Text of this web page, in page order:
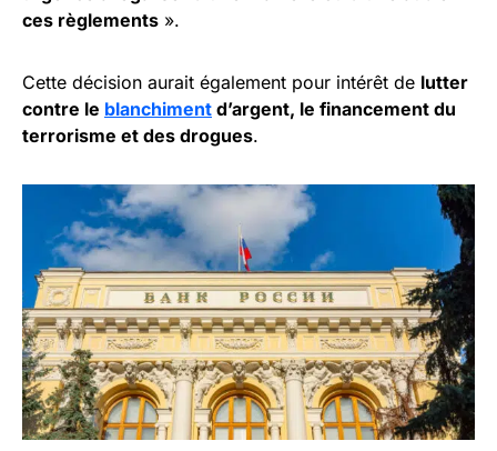
ces règlements ».
Cette décision aurait également pour intérêt de lutter
contre le blanchiment d’argent, le financement du
terrorisme et des drogues.